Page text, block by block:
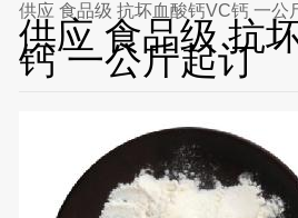
供应 食品级 抗坏血酸钙VC钙 一公
供应 食品级 抗
钙 一公斤起订